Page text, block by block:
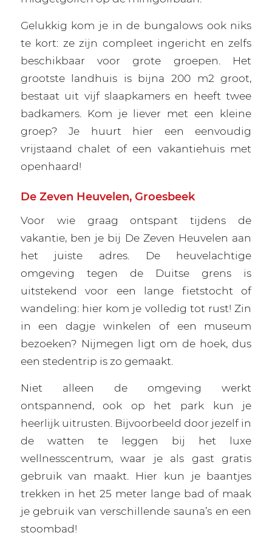
Gelukkig kom je in de bungalows ook niks
te kort: ze zijn compleet ingericht en zelfs
beschikbaar voor grote groepen. Het
grootste landhuis is bijna 200 m2 groot,
bestaat uit vijf slaapkamers en heeft twee
badkamers. Kom je liever met een kleine
groep? Je huurt hier een eenvoudig
vrijstaand chalet of een vakantiehuis met
openhaard!
De Zeven Heuvelen, Groesbeek
Voor wie graag ontspant tijdens de
vakantie, ben je bij De Zeven Heuvelen aan
het juiste adres. De heuvelachtige
omgeving tegen de Duitse grens is
uitstekend voor een lange fietstocht of
wandeling: hier kom je volledig tot rust! Zin
in een dagje winkelen of een museum
bezoeken? Nijmegen ligt om de hoek, dus
een stedentrip is zo gemaakt.
Niet alleen de omgeving werkt
ontspannend, ook op het park kun je
heerlijk uitrusten. Bijvoorbeeld door jezelf in
de watten te leggen bij het luxe
wellnesscentrum, waar je als gast gratis
gebruik van maakt. Hier kun je baantjes
trekken in het 25 meter lange bad of maak
je gebruik van verschillende sauna’s en een
stoombad!